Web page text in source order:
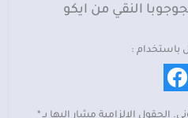
النقي من ايكو
باستخدام :
الحقول الإلزامية مشار إليها بـ*